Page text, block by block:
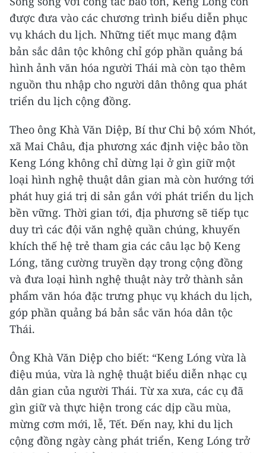
được đưa vào các chương trình biểu diễn phục
vụ khách du lịch. Những tiết mục mang đậm
bản sắc dân tộc không chỉ góp phần quảng bá
hình ảnh văn hóa người Thái mà còn tạo thêm
nguồn thu nhập cho người dân thông qua phát
triển du lịch cộng đồng.
Theo ông Khà Văn Diệp, Bí thư Chi bộ xóm Nhót,
xã Mai Châu, địa phương xác định việc bảo tồn
Keng Lóng không chỉ dừng lại ở gìn giữ một
loại hình nghệ thuật dân gian mà còn hướng tới
phát huy giá trị di sản gắn với phát triển du lịch
bền vững. Thời gian tới, địa phương sẽ tiếp tục
duy trì các đội văn nghệ quần chúng, khuyến
khích thế hệ trẻ tham gia các câu lạc bộ Keng
Lóng, tăng cường truyền dạy trong cộng đồng
và đưa loại hình nghệ thuật này trở thành sản
phẩm văn hóa đặc trưng phục vụ khách du lịch,
góp phần quảng bá bản sắc văn hóa dân tộc
Thái.
Ông Khà Văn Diệp cho biết: “Keng Lóng vừa là
điệu múa, vừa là nghệ thuật biểu diễn nhạc cụ
dân gian của người Thái. Từ xa xưa, các cụ đã
gìn giữ và thực hiện trong các dịp cầu mùa,
mừng cơm mới, lễ, Tết. Đến nay, khi du lịch
cộng đồng ngày càng phát triển, Keng Lóng trở